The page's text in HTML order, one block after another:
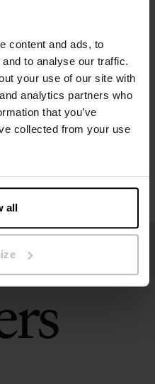
content and ads, to
to analyse our traffic.
your use of our site with
analytics partners who
that you’ve
collected from your use
all